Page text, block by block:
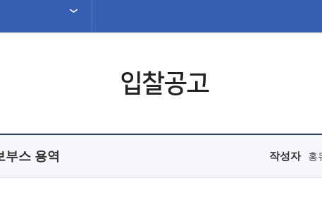
입찰공고
부스 용역 작성자 홍